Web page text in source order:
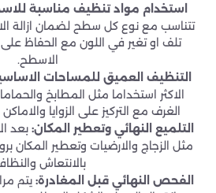
استخدام مواد تنظيف مناسبة
تتناسب مع نوع كل سطح لضمان ازالة
تلف او تغير في اللون مع الحفاظ
الاسطح.
التنظيف العميق للمساحات
الاكثر استخداما مثل المطابخ
الغرف مع التركيز على الزوايا
التلميع النهائي وتعطير المكان:بعد
مثل الزجاج والارضيات وتعطير المكان
بالانتعاش
الفحص النهائي قبل المغادرة:يتم